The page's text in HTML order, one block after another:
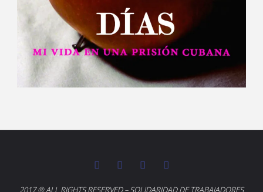
2017 ® ALL RIGHTS RESERVED – SOLIDARIDAD DE TRABAJADORES